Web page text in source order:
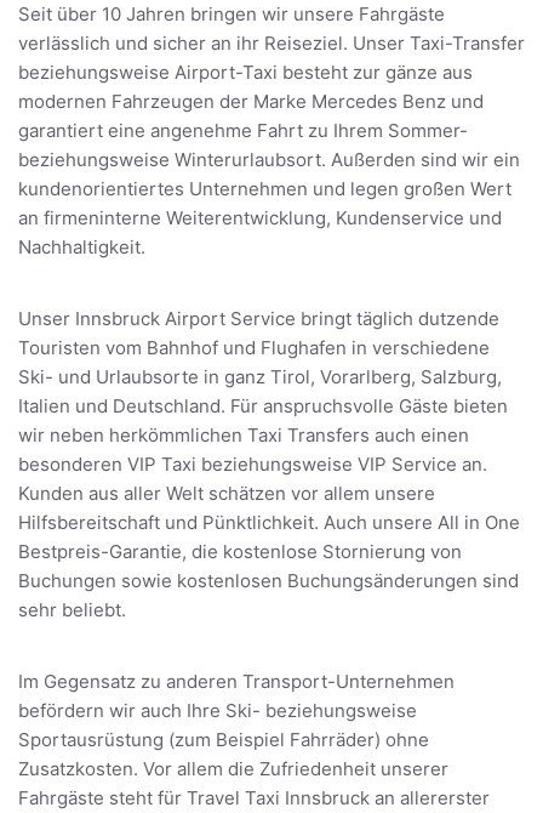
Seit über 10 Jahren bringen wir unsere Fahrgäste
verlässlich und sicher an ihr Reiseziel. Unser Taxi-Transfer
beziehungsweise Airport-Taxi besteht zur gänze aus
modernen Fahrzeugen der Marke Mercedes Benz und
garantiert eine angenehme Fahrt zu Ihrem Sommer-
beziehungsweise Winterurlaubsort. Außerden sind wir ein
kundenorientiertes Unternehmen und legen großen Wert
an firmeninterne Weiterentwicklung, Kundenservice und
Nachhaltigkeit.
Unser Innsbruck Airport Service bringt täglich dutzende
Touristen vom Bahnhof und Flughafen in verschiedene
Ski- und Urlaubsorte in ganz Tirol, Vorarlberg, Salzburg,
Italien und Deutschland. Für anspruchsvolle Gäste bieten
wir neben herkömmlichen Taxi Transfers auch einen
besonderen VIP Taxi beziehungsweise VIP Service an.
Kunden aus aller Welt schätzen vor allem unsere
Hilfsbereitschaft und Pünktlichkeit. Auch unsere All in One
Bestpreis-Garantie, die kostenlose Stornierung von
Buchungen sowie kostenlosen Buchungsänderungen sind
sehr beliebt.
Im Gegensatz zu anderen Transport-Unternehmen
befördern wir auch Ihre Ski- beziehungsweise
Sportausrüstung (zum Beispiel Fahrräder) ohne
Zusatzkosten. Vor allem die Zufriedenheit unserer
Fahrgäste steht für Travel Taxi Innsbruck an allererster